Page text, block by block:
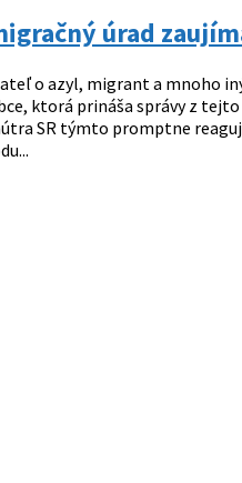
úrad
o azyl, migrant a mnoho
ktorá prináša správy z
SR týmto promptne